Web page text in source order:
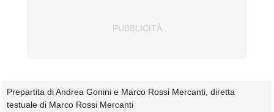
Prepartita di Andrea Gonini e Marco Rossi Mercanti, diretta
testuale di Marco Rossi Mercanti